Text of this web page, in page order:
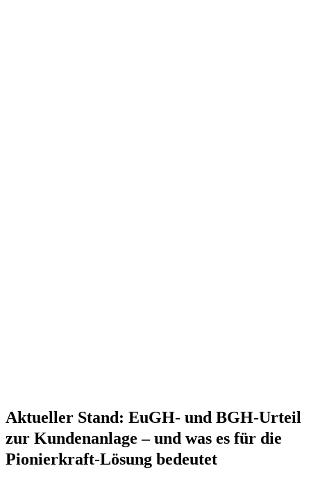
Aktueller Stand: EuGH- und BGH-Urteil
zur Kundenanlage – und was es für die
Pionierkraft-Lösung bedeutet